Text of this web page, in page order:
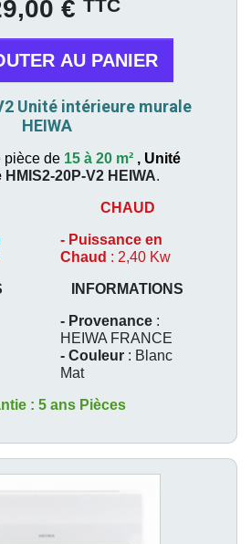
€ TTC
AU PANIER
Unité intérieure murale
HEIWA
pièce de 15 à 20 m² , Unité
HMIS2-20P-V2 HEIWA.
CHAUD
- Puissance en
Chaud : 2,40 Kw
INFORMATIONS
- Provenance :
HEIWA FRANCE
- Couleur : Blanc
Mat
: 5 ans Pièces